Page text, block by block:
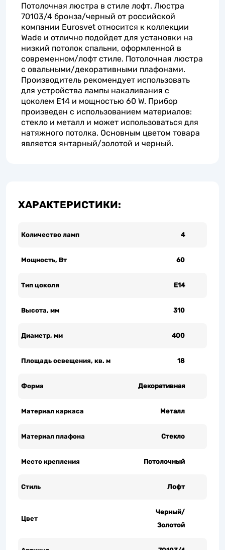
Потолочная люстра в стиле лофт. Люстра
70103/4 бронза/черный от российской
компании Eurosvet относится к коллекции
Wade и отлично подойдет для установки на
низкий потолок спальни, оформленной в
современном/лофт стиле. Потолочная люстра
с овальными/декоративными плафонами.
Производитель рекомендует использовать
для устройства лампы накаливания с
цоколем E14 и мощностью 60 W. Прибор
произведен с использованием материалов:
стекло и металл и может использоваться для
натяжного потолка. Основным цветом товара
является янтарный/золотой и черный.
ХАРАКТЕРИСТИКИ:
Количество ламп 4
Мощность, Вт 60
Тип цоколя Е14
Высота, мм 310
Диаметр, мм 400
Площадь освещения, кв. м 18
Форма Декоративная
Материал каркаса Металл
Материал плафона Стекло
Место крепления Потолочный
Стиль Лофт
Цвет
Черный/
Золотой